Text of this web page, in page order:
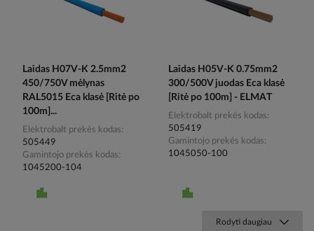
Laidas H07V-K 2.5mm2
450/750V mėlynas
RAL5015 Eca klasė [Ritė po
100m]...
Elektrobalt prekės kodas
505449
Gamintojo prekės kodas
1045200-104
Laidas H05V-K 0.75mm2
300/500V juodas Eca klasė
[Ritė po 100m] - ELMAT
Elektrobalt prekės kodas
505419
Gamintojo prekės kodas
1045050-100
Rodyti daugiau